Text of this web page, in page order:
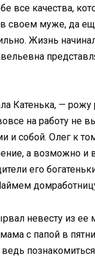
все качества,
своем муже, да
Жизнь
Катенька, — рожу
на работу не
и собой. Олег к
а возможно и
его
невесту из ее
с папой в